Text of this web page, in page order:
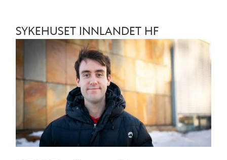
SYKEHUSET INNLANDET HF